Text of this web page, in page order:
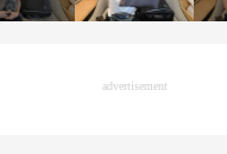
advertisement